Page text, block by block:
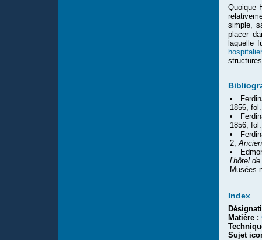
Quoique
simple,
placer
laquelle
hospitalier
1856,
1856,
2,
l’hôtel
Musées
Index
Matière :
Sujet